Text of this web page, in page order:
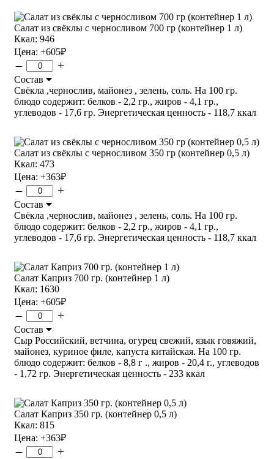
Салат из свёклы с черносливом 700 гр (контейнер 1 л)
Ккал: 946
Цена: +605₽
– +
Состав
Свёкла ,чернослив, майонез , зелень, соль. На 100 гр.
блюдо содержит: белков - 2,2 гр., жиров - 4,1 гр.,
углеводов - 17,6 гр. Энергетическая ценность - 118,7 ккал
Салат из свёклы с черносливом 350 гр (контейнер 0,5 л)
Ккал: 473
Цена: +363₽
– +
Состав
Свёкла ,чернослив, майонез , зелень, соль. На 100 гр.
блюдо содержит: белков - 2,2 гр., жиров - 4,1 гр.,
углеводов - 17,6 гр. Энергетическая ценность - 118,7 ккал
Салат Каприз 700 гр. (контейнер 1 л)
Ккал: 1630
Цена: +605₽
– +
Состав
Сыр Российский, ветчина, огурец свежий, язык говяжий,
майонез, куриное филе, капуста китайская. На 100 гр.
блюдо содержит: белков - 8,8 г ., жиров - 20,4 г., углеводов
- 1,72 гр. Энергетическая ценность - 233 ккал
Салат Каприз 350 гр. (контейнер 0,5 л)
Ккал: 815
Цена: +363₽
– +